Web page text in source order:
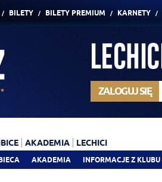
BILETY BILETY PREMIUM KARNETY
ZALOGUJ SIĘ
AKADEMIA INFORMACJE Z KLUBU
AKADEMIA LECHICI